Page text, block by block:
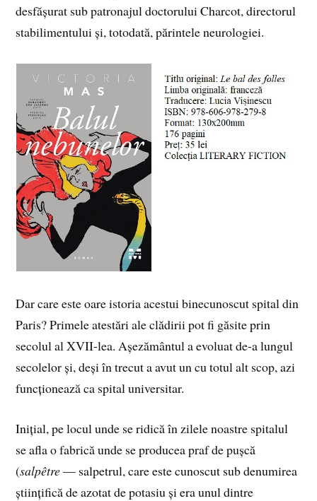
desfășurat sub patronajul doctorului Charcot, directorul
stabilimentului și, totodată, părintele neurologiei.
Dar care este oare istoria acestui binecunoscut spital din
Paris? Primele atestări ale clădirii pot fi găsite prin
secolul al XVII-lea. Așezământul a evoluat de-a lungul
secolelor și, deși în trecut a avut un cu totul alt scop, azi
funcționează ca spital universitar.
Inițial, pe locul unde se ridică în zilele noastre spitalul
se afla o fabrică unde se producea praf de pușcă
(salpêtre— salpetrul, care este cunoscut sub denumirea
științifică de azotat de potasiu și era unul dintre